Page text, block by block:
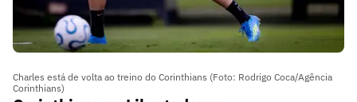
Charles está de volta ao treino do Corinthians (Foto: Rodrigo Coca/Agência
Corinthians)